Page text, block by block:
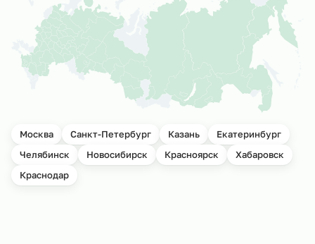
Москва Санкт-Петербург Казань
Екатеринбург
Челябинск
Новосибирск Красноярск
Хабаровск
Краснодар